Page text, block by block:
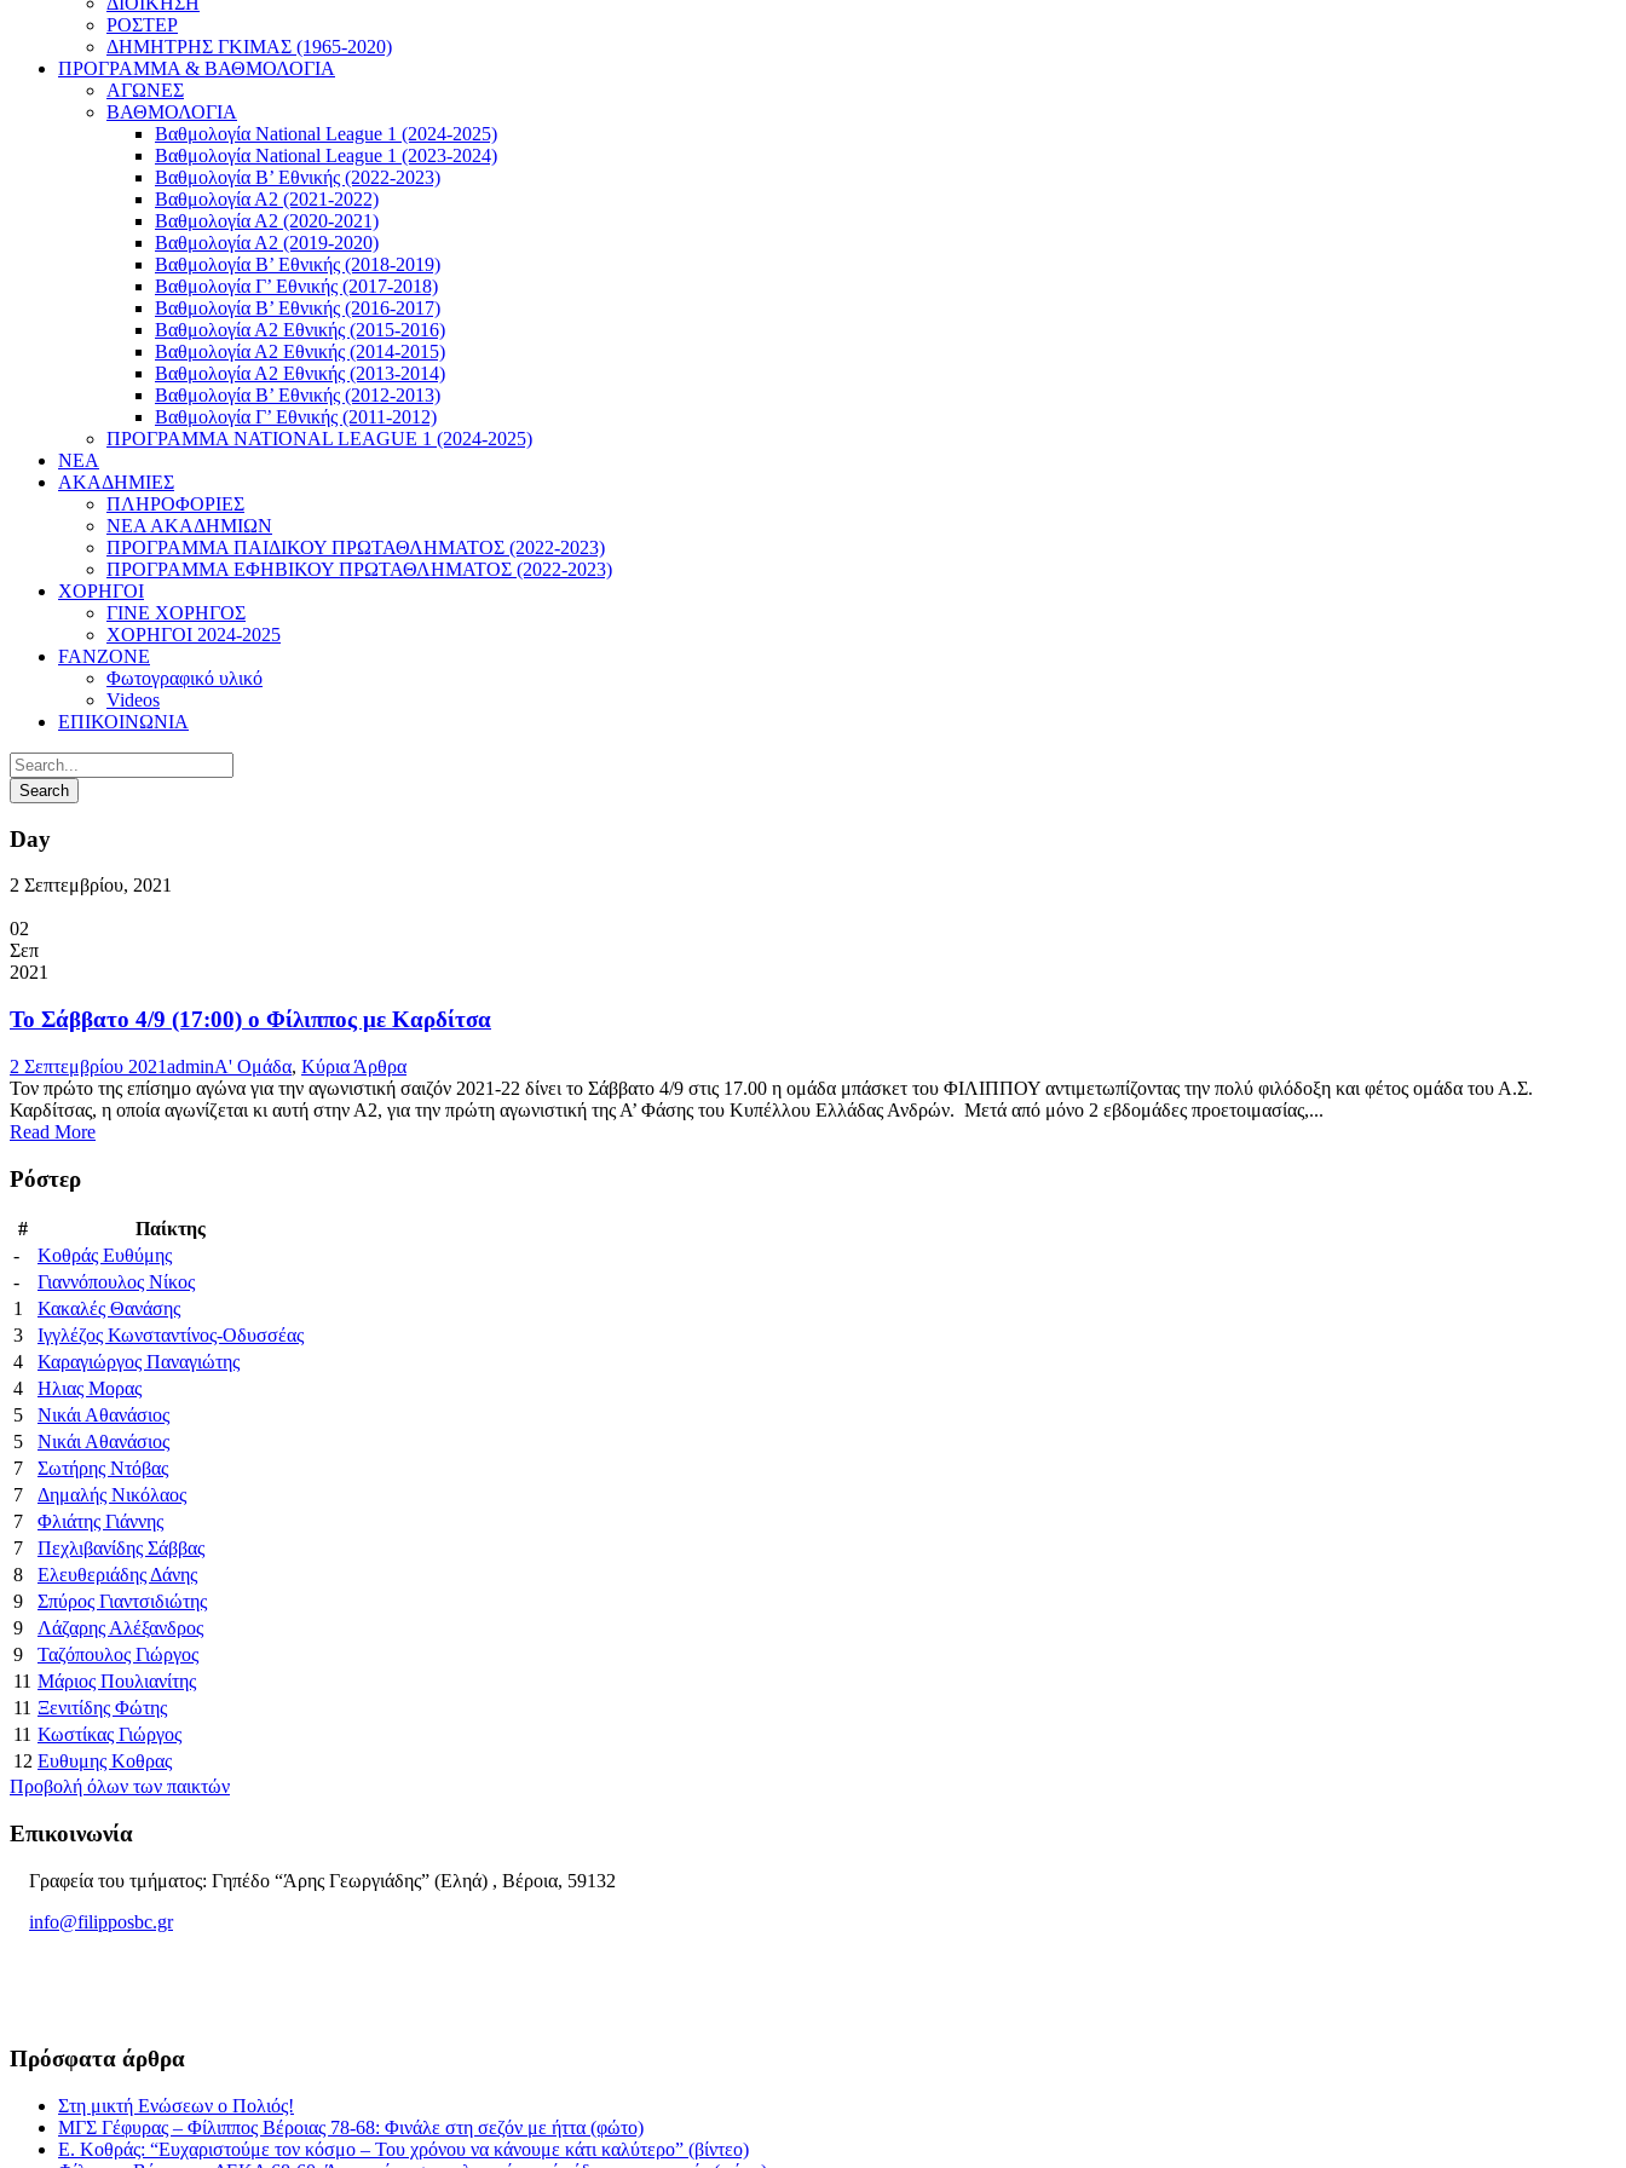
ΡΟΣΤΕΡ
ΔΗΜΗΤΡΗΣ ΓΚΙΜΑΣ (1965-2020)
ΠΡΟΓΡΑΜΜΑ & ΒΑΘΜΟΛΟΓΙΑ
ΑΓΩΝΕΣ
ΒΑΘΜΟΛΟΓΙΑ
Βαθμολογία National League 1 (2024-2025)
Βαθμολογία National League 1 (2023-2024)
Βαθμολογία Β’ Εθνικής (2022-2023)
Βαθμολογία Α2 (2021-2022)
Βαθμολογία Α2 (2020-2021)
Βαθμολογία Α2 (2019-2020)
Βαθμολογία B’ Εθνικής (2018-2019)
Βαθμολογία Γ’ Εθνικής (2017-2018)
Βαθμολογία Β’ Εθνικής (2016-2017)
Βαθμολογία Α2 Εθνικής (2015-2016)
Βαθμολογία Α2 Εθνικής (2014-2015)
Βαθμολογία Α2 Εθνικής (2013-2014)
Βαθμολογία Β’ Εθνικής (2012-2013)
Βαθμολογία Γ’ Εθνικής (2011-2012)
ΠΡΟΓΡΑΜΜΑ NATIONAL LEAGUE 1 (2024-2025)
ΝΕΑ
ΑΚΑΔΗΜΙΕΣ
ΠΛΗΡΟΦΟΡΙΕΣ
ΝΕΑ ΑΚΑΔΗΜΙΩΝ
ΠΡΟΓΡΑΜΜΑ ΠΑΙΔΙΚΟΥ ΠΡΩΤΑΘΛΗΜΑΤΟΣ (2022-2023)
ΠΡΟΓΡΑΜΜΑ ΕΦΗΒΙΚΟΥ ΠΡΩΤΑΘΛΗΜΑΤΟΣ (2022-2023)
ΧΟΡΗΓΟΙ
ΓΙΝΕ ΧΟΡΗΓΟΣ
ΧΟΡΗΓΟΙ 2024-2025
FANZONE
Φωτογραφικό υλικό
Videos
ΕΠΙΚΟΙΝΩΝΙΑ
Day
2 Σεπτεμβρίου, 2021
02
Σεπ
2021
Το Σάββατο 4/9 (17:00) ο Φίλιππος με Καρδίτσα
2 Σεπτεμβρίου 2021adminΑ' Ομάδα, Κύρια Άρθρα
Τον πρώτο της επίσημο αγώνα για την αγωνιστική σαιζόν 2021-22 δίνει το Σάββατο 4/9 στις 17.00 η ομάδα μπάσκετ του ΦΙΛΙΠΠΟΥ αντιμετωπίζοντας την πολύ φιλόδοξη και φέτος ομάδα του Α.Σ.
Καρδίτσας, η οποία αγωνίζεται κι αυτή στην Α2, για την πρώτη αγωνιστική της Α’ Φάσης του Κυπέλλου Ελλάδας Ανδρών. Μετά από μόνο 2 εβδομάδες προετοιμασίας,...
Read More
Ρόστερ
#
Παίκτης
-
Κοθράς Ευθύμης
-
Γιαννόπουλος Νίκος
1
Κακαλές Θανάσης
3
Ιγγλέζος Κωνσταντίνος-Οδυσσέας
4
Καραγιώργος Παναγιώτης
4
Ηλιας Μορας
5
Νικάι Αθανάσιος
5
Νικάι Αθανάσιος
7
Σωτήρης Ντόβας
7
Δημαλής Νικόλαος
7
Φλιάτης Γιάννης
7
Πεχλιβανίδης Σάββας
8
Ελευθεριάδης Δάνης
9
Σπύρος Γιαντσιδιώτης
9
Λάζαρης Αλέξανδρος
9
Ταζόπουλος Γιώργος
11 Μάριος Πουλιανίτης
11 Ξενιτίδης Φώτης
11 Κωστίκας Γιώργος
12 Ευθυμης Κοθρας
Προβολή όλων των παικτών
Επικοινωνία
Γραφεία του τμήματος: Γηπέδο “Άρης Γεωργιάδης” (Εληά) , Βέροια, 59132
info@filipposbc.gr
Πρόσφατα άρθρα
Στη μικτή Ενώσεων ο Πολιός!
ΜΓΣ Γέφυρας – Φίλιππος Βέροιας 78-68: Φινάλε στη σεζόν με ήττα (φώτο)
Ε. Κοθράς: “Ευχαριστούμε τον κόσμο – Του χρόνου να κάνουμε κάτι καλύτερο” (βίντεο)